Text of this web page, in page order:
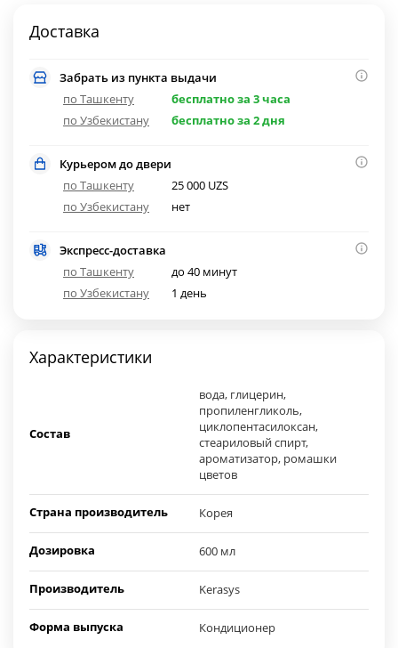
Доставка
Забрать из пункта выдачи
по Ташкенту
бесплатно за 3 часа
по Узбекистану
бесплатно за 2 дня
Курьером до двери
по Ташкенту
25 000 UZS
по Узбекистану
нет
Экспресс-доставка
по Ташкенту
до 40 минут
по Узбекистану
1 день
Характеристики
Состав
вода, глицерин,
пропиленгликоль,
циклопентасилоксан,
стеариловый спирт,
ароматизатор, ромашки
цветов
Страна производитель Корея
Дозировка 600 мл
Производитель Kerasys
Форма выпуска Кондиционер